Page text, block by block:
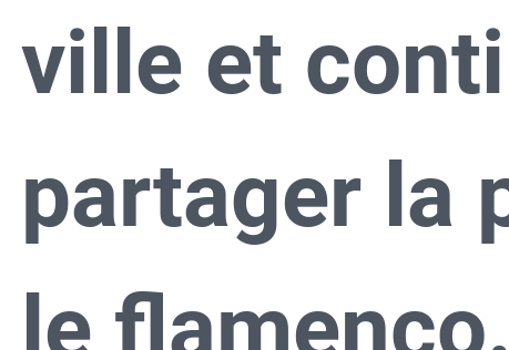
ville et
partager la
le flamenco.